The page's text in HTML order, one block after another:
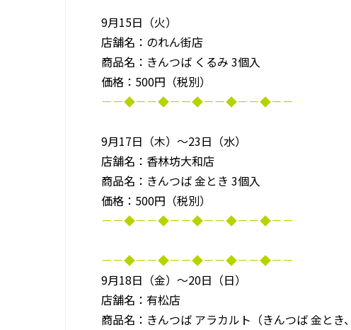
9月15日（火）
店舗名：のれん街店
商品名：きんつば くるみ 3個入
価格：500円（税別）
－－◆－－◆－－◆－－◆－－◆－－
9月17日（木）～23日（水）
店舗名：香林坊大和店
商品名：きんつば 金とき 3個入
価格：500円（税別）
－－◆－－◆－－◆－－◆－－◆－－
－－◆－－◆－－◆－－◆－－◆－－
9月18日（金）～20日（日）
店舗名：有松店
商品名：きんつば アラカルト（きんつば 金と